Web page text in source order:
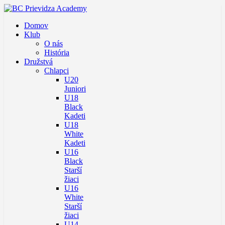
Domov
Klub
O nás
História
Družstvá
Chlapci
U20
Juniori
U18
Black
Kadeti
U18
White
Kadeti
U16
Black
Starší
žiaci
U16
White
Starší
žiaci